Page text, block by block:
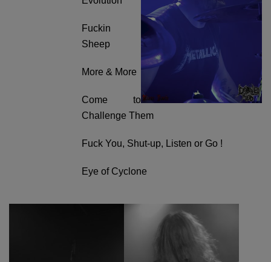
Fuckin
Sheep
More & More
Come to
Challenge Them
Fuck You, Shut-up, Listen or Go !
Eye of Cyclone